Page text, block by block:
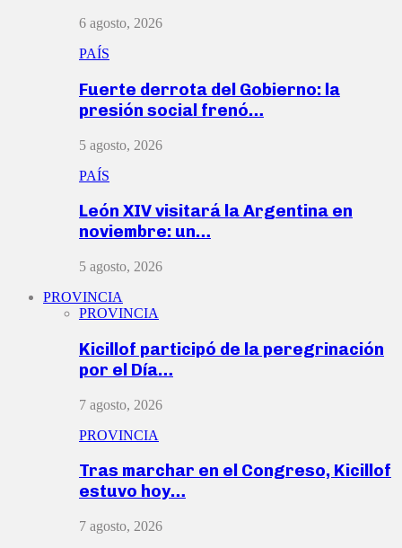
6 agosto, 2026
PAÍS
Fuerte derrota del Gobierno: la
presión social frenó…
5 agosto, 2026
PAÍS
León XIV visitará la Argentina en
noviembre: un…
5 agosto, 2026
PROVINCIA
PROVINCIA
Kicillof participó de la peregrinación
por el Día…
7 agosto, 2026
PROVINCIA
Tras marchar en el Congreso, Kicillof
estuvo hoy…
7 agosto, 2026